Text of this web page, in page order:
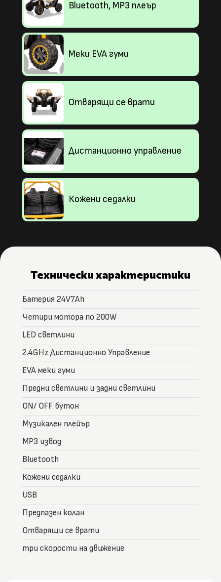
Bluetooth, MP3 плеър
Меки EVA гуми
Отварящи се врати
Дистанционно управление
Кожени седалки
Технически характеристики
Батерия 24V7Ah
Четири мотора по 200W
LED светлини
2.4GHz Дистанционно Управление
EVA меки гуми
Предни светлини и задни светлини
ON/ OFF бутон
Музикален плейър
MP3 извод
Bluetooth
Кожени седалки
USB
Предпазен колан
Отварящи се врати
три скорости на движение